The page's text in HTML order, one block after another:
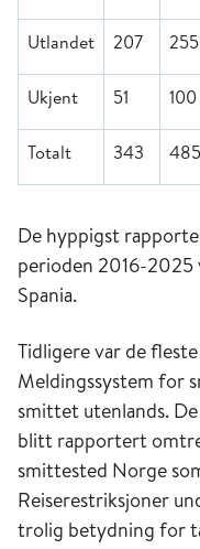
Utlandet 207 255
Ukjent 51 100
Totalt 343 485
De hyppigst
perioden 2016-2025
Spania.
Tidligere var de
Meldingssystem for
smittet utenlands.
blitt rapportert
smittested Norge
Reiserestriksjoner
trolig betydning for